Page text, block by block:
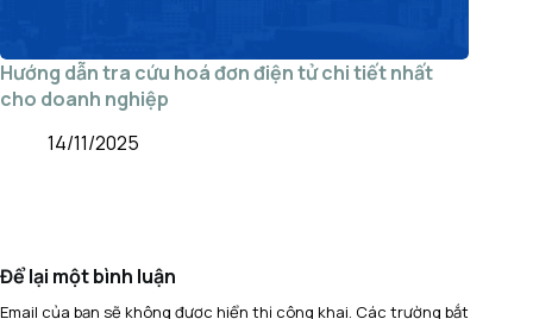
Hướng dẫn tra cứu hoá đơn điện tử chi tiết nhất
cho doanh nghiệp
14/11/2025
Để lại một bình luận
Email của bạn sẽ không được hiển thị công khai. Các trường bắt